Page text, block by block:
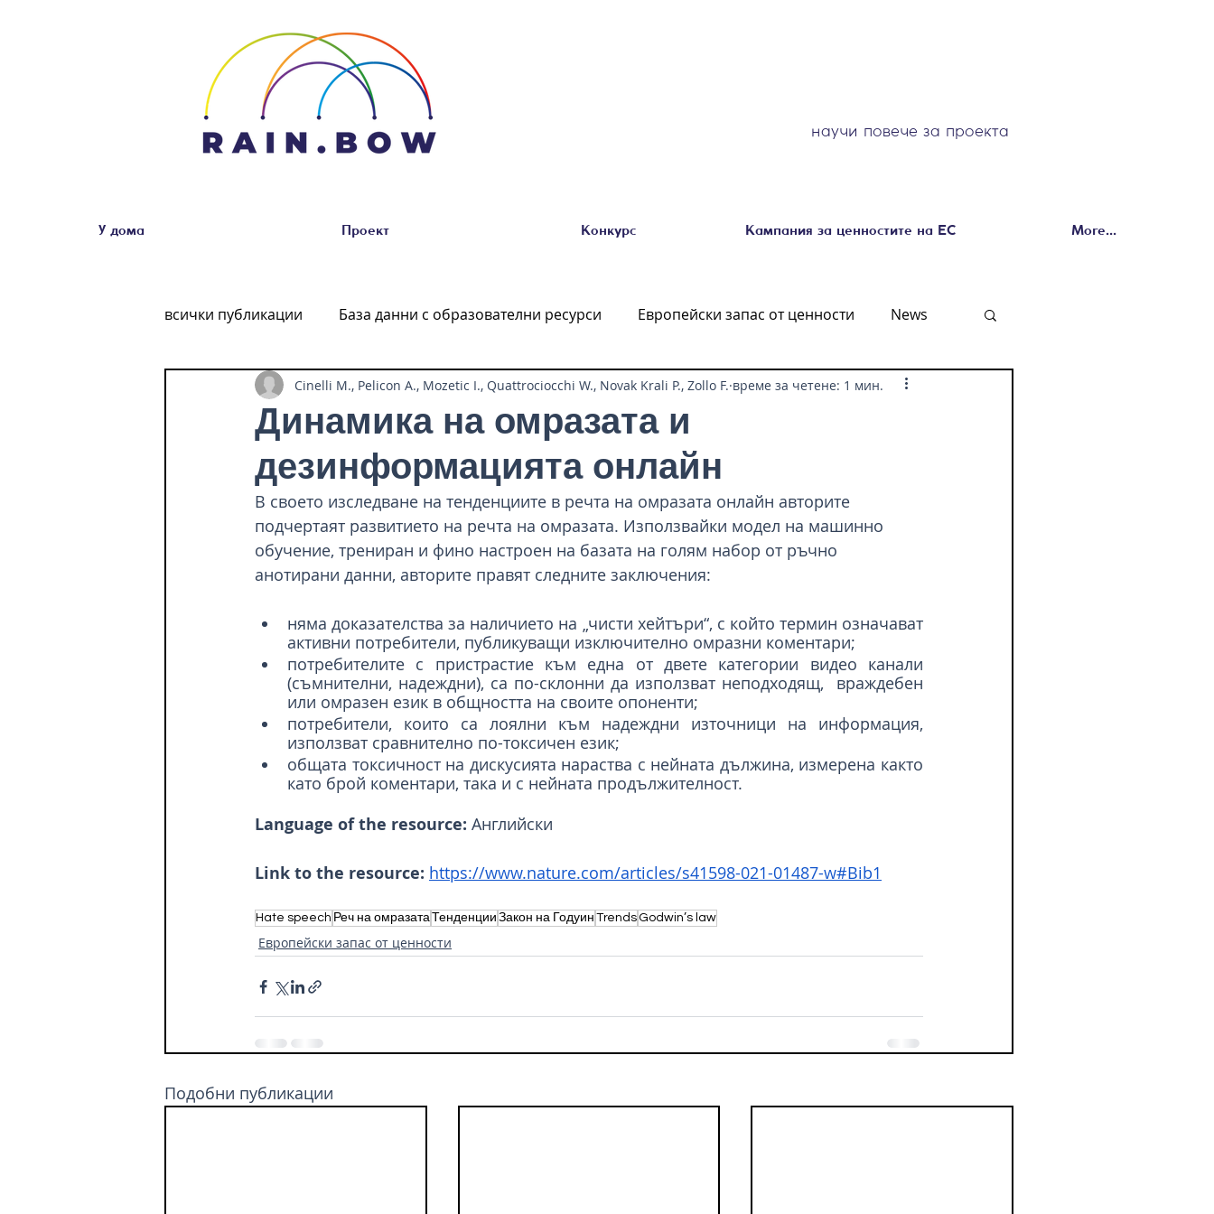
научи повече за проекта
У дома Проект Конкурс Кампания за ценностите на ЕС More...
всички публикации База данни с образователни ресурси Европейски запас от ценности News
Динамика на омразата и
дезинформацията онлайн
Cinelli M., Pelicon A., Mozetic I., Quattrociocchi W., Novak Krali P., Zollo F. време за четене: 1 мин.
В своето изследване на тенденциите в речта на омразата онлайн авторите
подчертаят развитието на речта на омразата. Използвайки модел на машинно
обучение, трениран и фино настроен на базата на голям набор от ръчно
анотирани данни, авторите правят следните заключения:
няма доказателства за наличието на „чисти хейтъри“, с който термин означават
активни потребители, публикуващи изключително омразни коментари;
потребителите с пристрастие към една от двете категории видео канали
(съмнителни, надеждни), са по-склонни да използват неподходящ,  враждебен
или омразен език в общността на своите опоненти;
потребители, които са лоялни към надеждни източници на информация,
използват сравнително по-токсичен език;
общата токсичност на дискусията нараства с нейната дължина, измерена както
като брой коментари, така и с нейната продължителност.
Language of the resource: Английски
Link to the resource: https://www.nature.com/articles/s41598-021-01487-w#Bib1
Hate speech Реч на омразата Тенденции Закон на Годуин Trends Godwin’s law
Европейски запас от ценности
Подобни публикации